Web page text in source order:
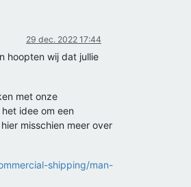
29 dec. 2022 17:44
hoopten wij dat jullie
met onze
idee om een
misschien meer over
shipping/man-